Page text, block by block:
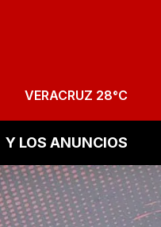
VERACRUZ 28°C
Y LOS ANUNCIOS